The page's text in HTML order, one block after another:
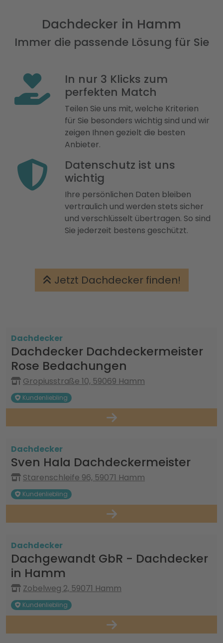
Dachdecker in Hamm
Immer die passende Lösung für Sie
In nur 3 Klicks zum
perfekten Match
Teilen Sie uns mit, welche Kriterien
für Sie besonders wichtig sind und wir
zeigen Ihnen gezielt die besten
Anbieter.
Datenschutz ist uns
wichtig
Ihre persönlichen Daten bleiben
vertraulich und werden stets sicher
und verschlüsselt übertragen. So sind
Sie jederzeit bestens geschützt.
Jetzt Dachdecker finden!
Dachdecker
Dachdecker Dachdeckermeister
Rose Bedachungen
Gropiusstraße 10, 59069 Hamm
Kundenliebling
Dachdecker
Sven Hala Dachdeckermeister
Starenschleife 96, 59071 Hamm
Kundenliebling
Dachdecker
Dachgewandt GbR - Dachdecker
in Hamm
Zobelweg 2, 59071 Hamm
Kundenliebling